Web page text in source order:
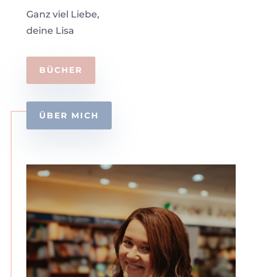
Ganz viel Liebe,
deine Lisa
BÜCHER
ÜBER MICH